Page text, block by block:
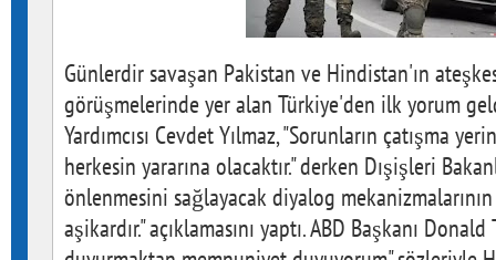
Günlerdir savaşan Pakistan ve Hindistan'ın
görüşmelerinde yer alan Türkiye'den ilk yorum
Yardımcısı Cevdet Yılmaz, "Sorunların çatışma
herkesin yararına olacaktır." derken Dışişleri
önlenmesini sağlayacak diyalog
aşikardır." açıklamasını yaptı. ABD Başkanı